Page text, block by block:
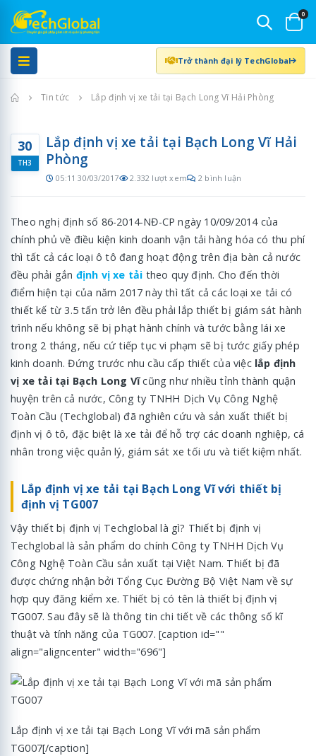
0
Trở thành đại lý TechGlobal
Trang chủ
Tin tức Lắp định vị xe tải tại Bạch Long Vĩ Hải Phòng
30
TH3
Lắp định vị xe tải tại Bạch Long Vĩ Hải
Phòng
05:11 30/03/2017 2.332 lượt xem 2 bình luận
Theo nghị định số 86-2014-NĐ-CP ngày 10/09/2014 của
chính phủ về điều kiện kinh doanh vận tải hàng hóa có thu phí
thì tất cả các loại ô tô đang hoạt động trên địa bàn cả nước
đều phải gắn định vị xe tải theo quy định. Cho đến thời
điểm hiện tại của năm 2017 này thì tất cả các loại xe tải có
thiết kế từ 3.5 tấn trở lên đều phải lắp thiết bị giám sát hành
trình nếu không sẽ bị phạt hành chính và tước bằng lái xe
trong 2 tháng, nếu cứ tiếp tục vi phạm sẽ bị tước giấy phép
kinh doanh. Đứng trước nhu cầu cấp thiết của việc lắp định
vị xe tải tại Bạch Long Vĩcũng như nhiều tỉnh thành quận
huyện trên cả nước, Công ty TNHH Dịch Vụ Công Nghệ
Toàn Cầu (Techglobal) đã nghiên cứu và sản xuất thiết bị
định vị ô tô, đặc biệt là xe tải để hỗ trợ các doanh nghiệp, cá
nhân trong việc quản lý, giám sát xe tối ưu và tiết kiệm nhất.
Lắp định vị xe tải tại Bạch Long Vĩ với thiết bị
định vị TG007
Vậy thiết bị định vị Techglobal là gì? Thiết bị định vị
Techglobal là sản phẩm do chính Công ty TNHH Dịch Vụ
Công Nghệ Toàn Cầu sản xuất tại Việt Nam. Thiết bị đã
được chứng nhận bởi Tổng Cục Đường Bộ Việt Nam về sự
hợp quy đăng kiểm xe. Thiết bị có tên là thiết bị định vị
TG007. Sau đây sẽ là thông tin chi tiết về các thông số kĩ
thuật và tính năng của TG007. [caption id=""
align="aligncenter" width="696"]
Lắp định vị xe tải tại Bạch Long Vĩ với mã sản phẩm
TG007[/caption]